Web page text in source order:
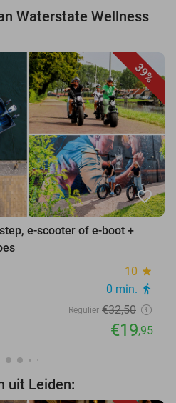
Waterstate Wellness
39%
favorite_border
e-scooter of e-boot +
10 star
0 min. directions_walk
Regulier €32,50
€19,95
uit Leiden: